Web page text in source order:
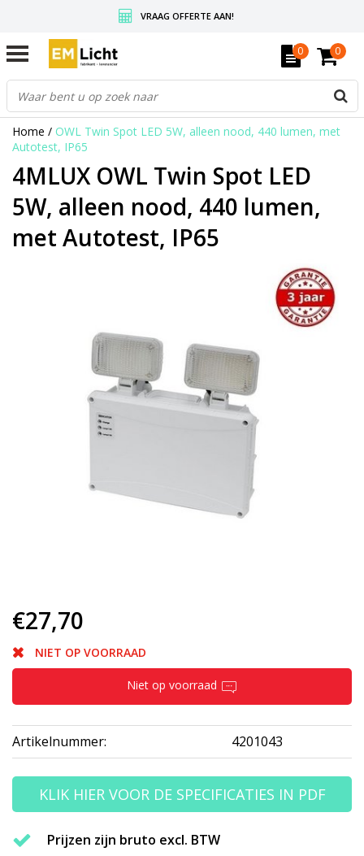
VRAAG OFFERTE AAN!
GRATIS VERZENDING BOVEN DE € 350,-
WEDERVERKOPERS KRIJGEN ALTIJD KORTING, INFORMEER!
0 0
Home / OWL Twin Spot LED 5W, alleen nood, 440 lumen, met
Autotest, IP65
4MLUX OWL Twin Spot LED
5W, alleen nood, 440 lumen,
met Autotest, IP65
€27,70
NIET OP VOORRAAD
Niet op voorraad
Artikelnummer: 4201043
KLIK HIER VOOR DE SPECIFICATIES IN PDF
Prijzen zijn bruto excl. BTW